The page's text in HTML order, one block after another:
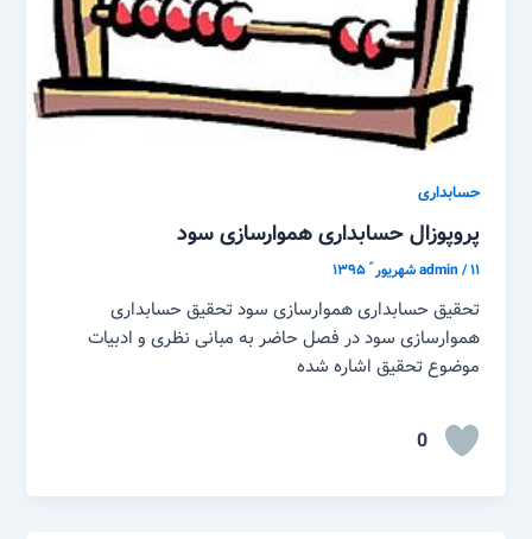
حسابداری
پروپوزال حسابداری هموارسازی سود
admin/۱۱ شهریور ّ ۱۳۹۵
تحقیق حسابداری هموارسازی سود تحقیق حسابداری
هموارسازی سود در فصل حاضر به مبانی نظری و ادبیات
موضوع تحقیق اشاره شده
0